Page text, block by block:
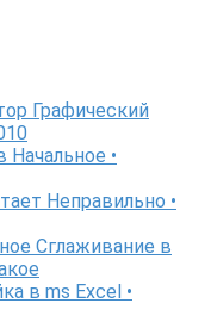
Графический
Начальное •
Неправильно •
Сглаживание в
в ms Excel •